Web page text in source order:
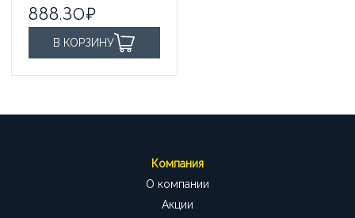
888.30
В КОРЗИНУ
Компания
О компании
Акции